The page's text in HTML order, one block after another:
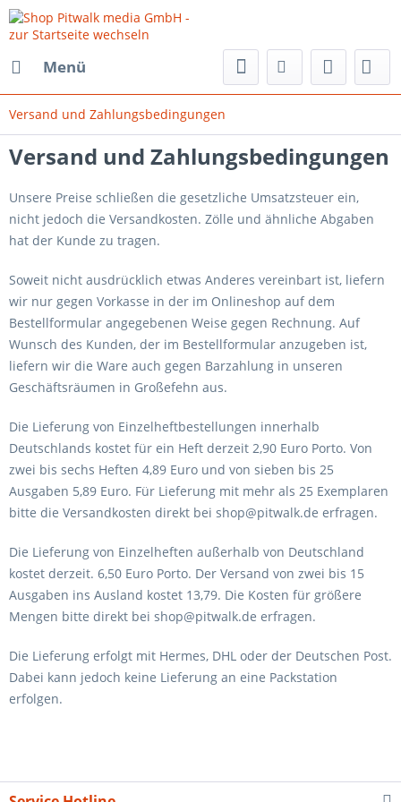
Menü
Versand und Zahlungsbedingungen
Versand und Zahlungsbedingungen
Unsere Preise schließen die gesetzliche Umsatzsteuer ein,
nicht jedoch die Versandkosten. Zölle und ähnliche Abgaben
hat der Kunde zu tragen.
Soweit nicht ausdrücklich etwas Anderes vereinbart ist, liefern
wir nur gegen Vorkasse in der im Onlineshop auf dem
Bestellformular angegebenen Weise gegen Rechnung. Auf
Wunsch des Kunden, der im Bestellformular anzugeben ist,
liefern wir die Ware auch gegen Barzahlung in unseren
Geschäftsräumen in Großefehn aus.
Die Lieferung von Einzelheftbestellungen innerhalb
Deutschlands kostet für ein Heft derzeit 2,90 Euro Porto. Von
zwei bis sechs Heften 4,89 Euro und von sieben bis 25
Ausgaben 5,89 Euro. Für Lieferung mit mehr als 25 Exemplaren
bitte die Versandkosten direkt bei shop@pitwalk.de erfragen.
Die Lieferung von Einzelheften außerhalb von Deutschland
kostet derzeit. 6,50 Euro Porto. Der Versand von zwei bis 15
Ausgaben ins Ausland kostet 13,79. Die Kosten für größere
Mengen bitte direkt bei shop@pitwalk.de erfragen.
Die Lieferung erfolgt mit Hermes, DHL oder der Deutschen Post.
Dabei kann jedoch keine Lieferung an eine Packstation
erfolgen.